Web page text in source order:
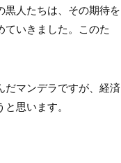
人たちは、その期待を
いきました。このた
だマンデラですが、経済
思います。